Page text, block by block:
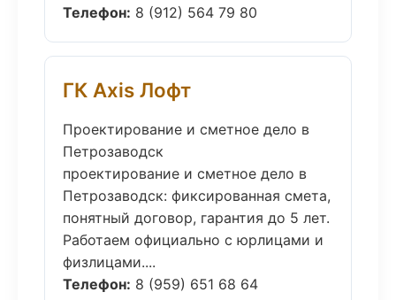
Телефон: 8 (912) 564 79 80
ГК Axis Лофт
Проектирование и сметное дело в
Петрозаводск
проектирование и сметное дело в
Петрозаводск: фиксированная смета,
понятный договор, гарантия до 5 лет.
Работаем официально с юрлицами и
физлицами....
Телефон: 8 (959) 651 68 64